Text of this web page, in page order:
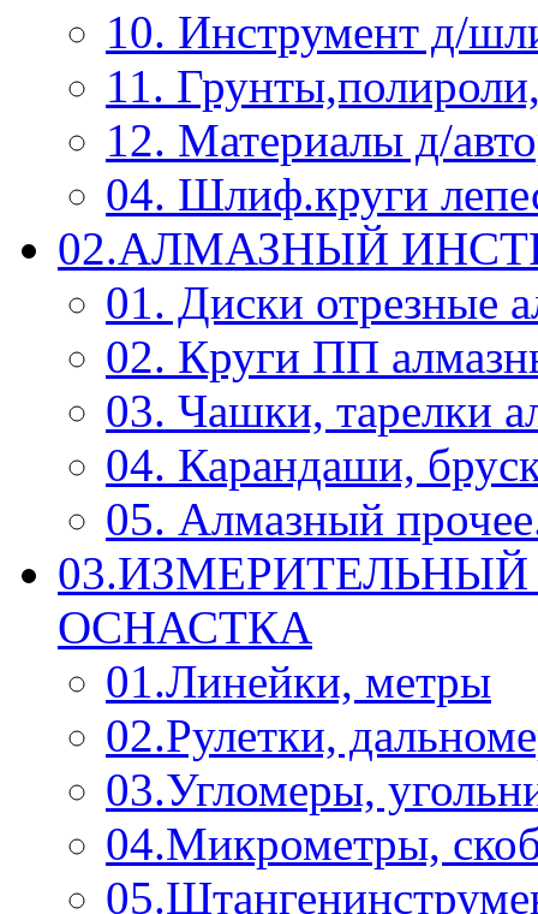
10. Инструмент д/
11.
12. Материалы д/
04. Шлиф.круги
02.АЛМАЗНЫЙ
01. Диски отрезные
02. Круги ПП
03. Чашки, тарелки
04. Карандаши,
05. Алмазный
ОСНАСТКА
01.Линейки, метры
02.Рулетки,
03.Угломеры,
04.Микрометры,